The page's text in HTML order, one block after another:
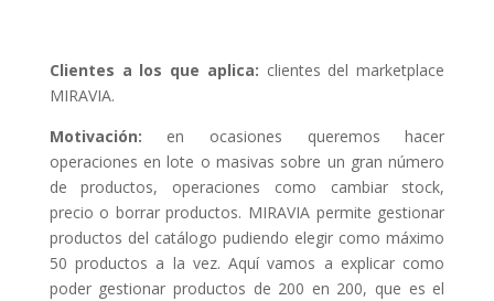
Clientes a los que aplica: clientes del marketplace
MIRAVIA.
Motivación: en ocasiones queremos hacer
operaciones en lote o masivas sobre un gran número
de productos, operaciones como cambiar stock,
precio o borrar productos. MIRAVIA permite gestionar
productos del catálogo pudiendo elegir como máximo
50 productos a la vez. Aquí vamos a explicar como
poder gestionar productos de 200 en 200, que es el